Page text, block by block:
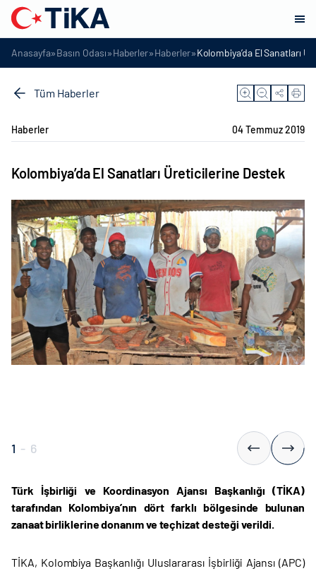
Anasayfa»Basın Odası»Haberler»Haberler»Kolombiya’da El Sanatları
Tüm Haberler
Haberler 04 Temmuz 2019
Kolombiya’da El Sanatları Üreticilerine Destek
1 - 6
Türk İşbirliği ve Koordinasyon Ajansı Başkanlığı (TİKA)
tarafından Kolombiya’nın dört farklı bölgesinde bulunan
zanaat birliklerine donanım ve teçhizat desteği verildi.
TİKA, Kolombiya Başkanlığı Uluslararası İşbirliği Ajansı (APC)